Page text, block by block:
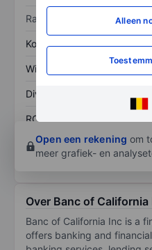
Alleen
Ratio's
Koers/omzetratio
Winst per aandeel
Dividend per aandeel
ROE
Open een rekening om
meer grafiek- en
Over Banc of California
Banc of California Inc is a
offers banking and